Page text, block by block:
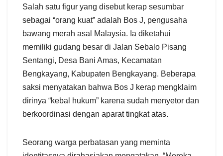
Salah satu figur yang disebut kerap sesumbar
sebagai “orang kuat” adalah Bos J, pengusaha
bawang merah asal Malaysia. Ia diketahui
memiliki gudang besar di Jalan Sebalo Pisang
Sentangi, Desa Bani Amas, Kecamatan
Bengkayang, Kabupaten Bengkayang. Beberapa
saksi menyatakan bahwa Bos J kerap mengklaim
dirinya “kebal hukum” karena sudah menyetor dan
berkoordinasi dengan aparat tingkat atas.
Seorang warga perbatasan yang meminta